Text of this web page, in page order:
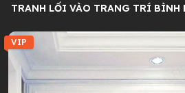
TRANH LỐI VÀO TRANG TRÍ BÌNH
VIP